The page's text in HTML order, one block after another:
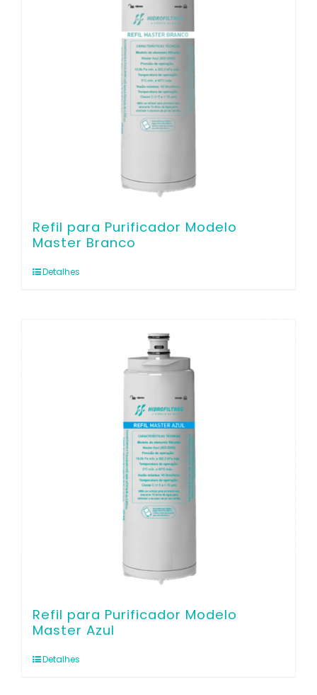
Refil para Purificador Modelo
Master Branco
Detalhes
Refil para Purificador Modelo
Master Azul
Detalhes